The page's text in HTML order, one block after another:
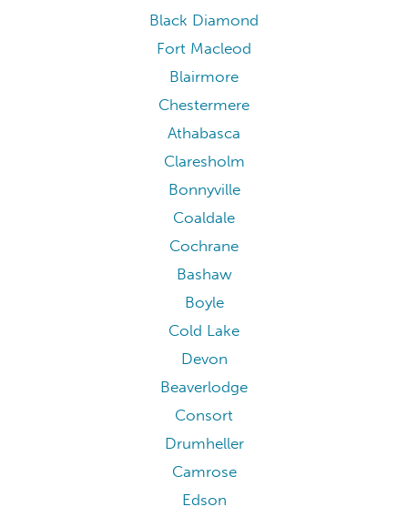
Black Diamond
Fort Macleod
Blairmore
Chestermere
Athabasca
Claresholm
Bonnyville
Coaldale
Cochrane
Bashaw
Boyle
Cold Lake
Devon
Beaverlodge
Consort
Drumheller
Camrose
Edson